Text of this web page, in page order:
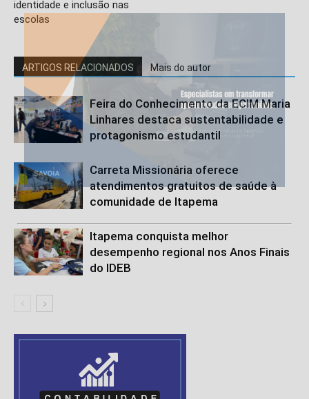
identidade e inclusão nas
escolas
ARTIGOS RELACIONADOS Mais do autor
Feira do Conhecimento da ECIM Maria
Linhares destaca sustentabilidade e
protagonismo estudantil
Carreta Missionária oferece
atendimentos gratuitos de saúde à
comunidade de Itapema
Itapema conquista melhor
desempenho regional nos Anos Finais
do IDEB